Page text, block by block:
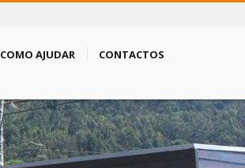
COMO AJUDAR CONTACTOS